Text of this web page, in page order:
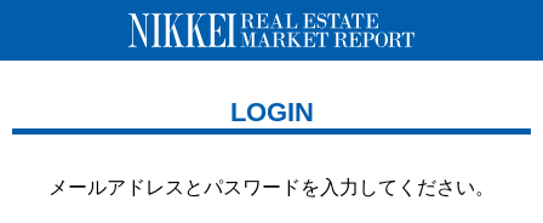
LOGIN
メールアドレスとパスワードを 入力してください。